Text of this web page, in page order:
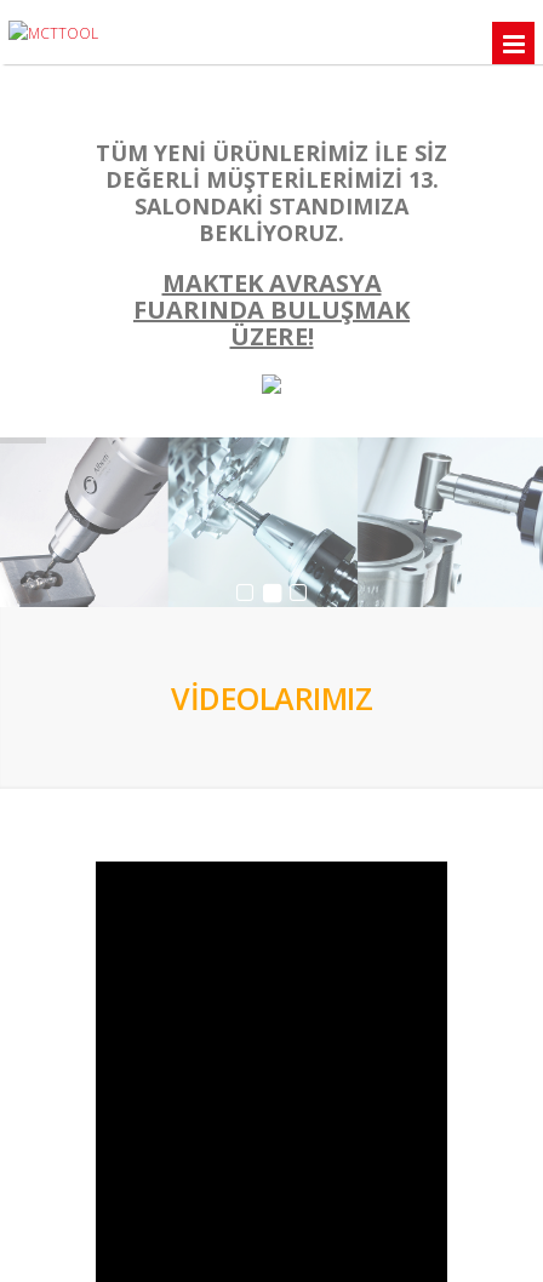
TÜM YENİ ÜRÜNLERİMİZ İLE SİZ
DEĞERLİ MÜŞTERİLERİMİZİ 13.
SALONDAKİ STANDIMIZA
BEKLİYORUZ.
MAKTEK AVRASYA
FUARINDA BULUŞMAK
ÜZERE!
VİDEOLARIMIZ